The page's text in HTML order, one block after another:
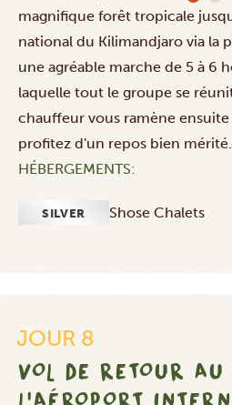
magnifique forêt tropicale
national du Kilimandjaro via la
une agréable marche de 5 à 6
laquelle tout le groupe se
chauffeur vous ramène
profitez d'un repos bien mérité.
HÉBERGEMENTS:
SILVER Shose Chalets
JOUR 8
VOL DE RETOUR AU
Vol
retour
international
Kilimandjaro
(JRO)